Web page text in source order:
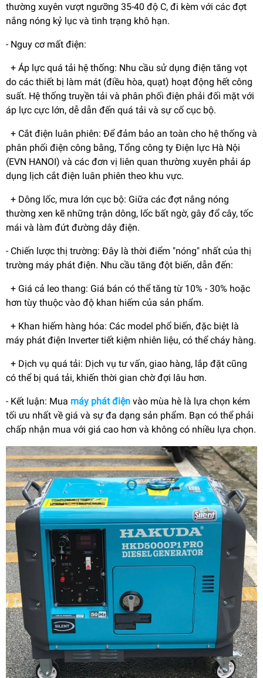
thường xuyên vượt ngưỡng 35-40 độ C, đi kèm với các đợt
nắng nóng kỷ lục và tình trạng khô hạn.
- Nguy cơ mất điện:
+ Áp lực quá tải hệ thống: Nhu cầu sử dụng điện tăng vọt
do các thiết bị làm mát (điều hòa, quạt) hoạt động hết công
suất. Hệ thống truyền tải và phân phối điện phải đối mặt với
áp lực cực lớn, dễ dẫn đến quá tải và sự cố cục bộ.
+ Cắt điện luân phiên: Để đảm bảo an toàn cho hệ thống và
phân phối điện công bằng, Tổng công ty Điện lực Hà Nội
(EVN HANOI) và các đơn vị liên quan thường xuyên phải áp
dụng lịch cắt điện luân phiên theo khu vực.
+ Dông lốc, mưa lớn cục bộ: Giữa các đợt nắng nóng
thường xen kẽ những trận dông, lốc bất ngờ, gây đổ cây, tốc
mái và làm đứt đường dây điện.
- Chiến lược thị trường: Đây là thời điểm "nóng" nhất của thị
trường máy phát điện. Nhu cầu tăng đột biến, dẫn đến:
+ Giá cả leo thang: Giá bán có thể tăng từ 10% - 30% hoặc
hơn tùy thuộc vào độ khan hiếm của sản phẩm.
+ Khan hiếm hàng hóa: Các model phổ biến, đặc biệt là
máy phát điện Inverter tiết kiệm nhiên liệu, có thể cháy hàng.
+ Dịch vụ quá tải: Dịch vụ tư vấn, giao hàng, lắp đặt cũng
có thể bị quá tải, khiến thời gian chờ đợi lâu hơn.
- Kết luận: Mua máy phát điện vào mùa hè là lựa chọn kém
tối ưu nhất về giá và sự đa dạng sản phẩm. Bạn có thể phải
chấp nhận mua với giá cao hơn và không có nhiều lựa chọn.